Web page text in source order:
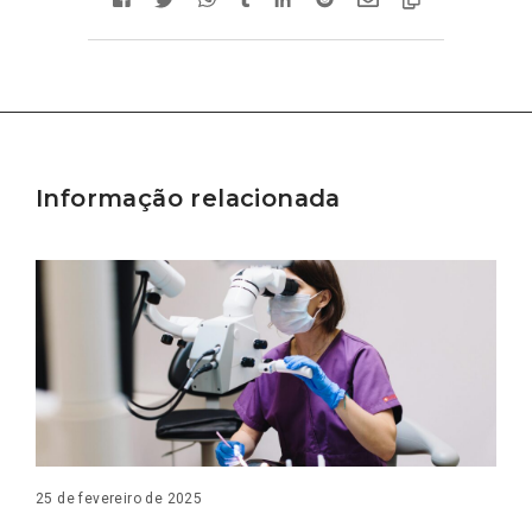
Informação relacionada
25 de fevereiro de 2025